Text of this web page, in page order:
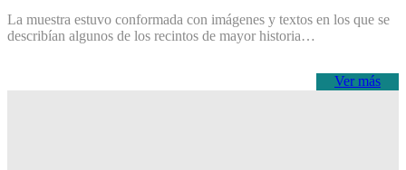
La muestra estuvo conformada con imágenes y textos en los que se
describían algunos de los recintos de mayor historia…
Ver más